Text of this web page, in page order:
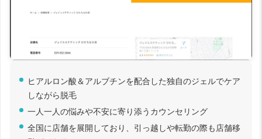
ヒアルロン酸＆アルブチンを配合した独自のジェルでケア
しながら脱毛
一人一人の悩みや不安に寄り添うカウンセリング
全国に店舗を展開しており、引っ越しや転勤の際も店舗移